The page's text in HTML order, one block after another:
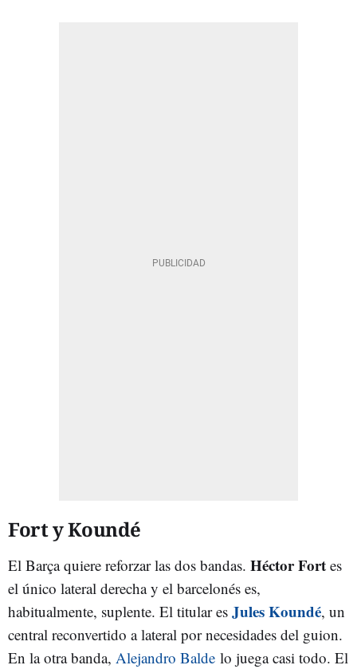
Fort y Koundé
El Barça quiere reforzar las dos bandas. Héctor Fort es
el único lateral derecha y el barcelonés es,
habitualmente, suplente. El titular es Jules Koundé, un
central reconvertido a lateral por necesidades del guion.
En la otra banda, Alejandro Balde lo juega casi todo. El